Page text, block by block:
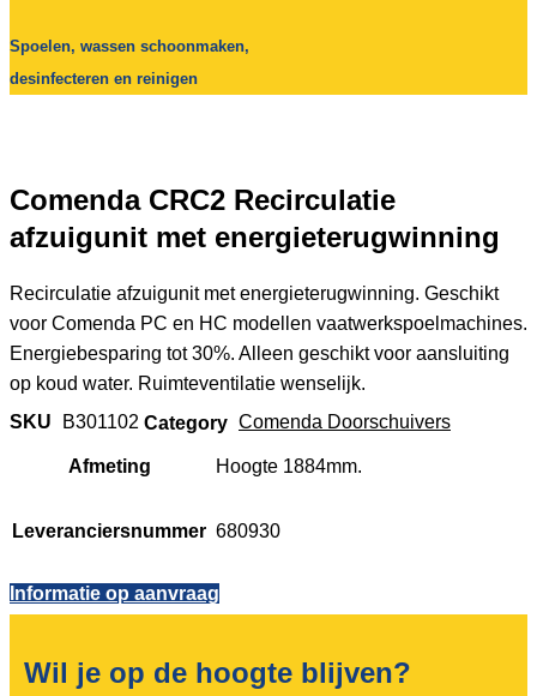
Spoelen, wassen schoonmaken,
desinfecteren en reinigen
Comenda CRC2 Recirculatie
afzuigunit met energieterugwinning
Recirculatie afzuigunit met energieterugwinning. Geschikt
voor Comenda PC en HC modellen vaatwerkspoelmachines.
Energiebesparing tot 30%. Alleen geschikt voor aansluiting
op koud water. Ruimteventilatie wenselijk.
SKU
B301102 Category Comenda Doorschuivers
Afmeting Hoogte 1884mm.
Leveranciersnummer 680930
Informatie op aanvraag
Wil je op de hoogte blijven?